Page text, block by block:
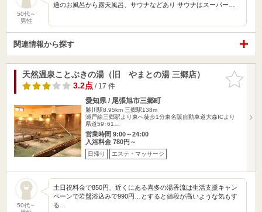
50代～
男性
通のお風呂から露天風呂、サウナなどあり サウナはスーパー…
関連情報から探す
お気に入
りに追加
天然温泉ことぶきの湯（旧 やまとの湯 三郷店）
3.2点/ 17 件
愛知県 / 尾張旭市三郷町
勝川駅8.95km 三郷駅138m
瀬戸線三郷駅より東へ徒歩1分東名阪自動車道大森ICより
県道59･61…
営業時間 9:00～24:00
入浴料金 780円～
日帰り エステ・マッサージ
50代～
土日祝料金で850円、近くにある喜多の湯香流は生活支援キャン
ペーンで岩盤浴込みで990円…とすると値段が高いような気もす
る…